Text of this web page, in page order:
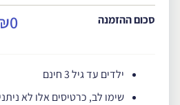
סכום ההזמנה
ילדים עד גיל 3 חינם
שימו לב, כרטיסים אלו לא